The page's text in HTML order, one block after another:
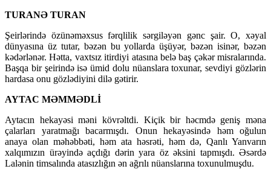
TURANƏ TURAN
Şeirlərində özünəməxsus fərqlilik sərgiləyən gənc şair. O, xəyal
dünyasına üz tutar, bəzən bu yollarda üşüyər, bəzən isinər, bəzən
kədərlənər. Hətta, vaxtsız itirdiyi atasına belə baş çəkər misralarında.
Başqa bir şeirində isə ümid dolu nüanslara toxunar, sevdiyi gözlərin
hardasa onu gözlədiyini dilə gətirir.
AYTAC MƏMMƏDLİ
Aytacın hekayəsi məni kövrəltdi. Kiçik bir həcmdə geniş məna
çalarları yaratmağı bacarmışdı. Onun hekayəsində həm oğulun
anaya olan məhəbbəti, həm ata həsrəti, həm də, Qanlı Yanvarın
xalqımızın ürəyində açdığı dərin yara öz əksini tapmışdı. Əsərdə
Lalənin timsalında atasızlığın ən ağrılı nüanslarına toxunulmuşdu.